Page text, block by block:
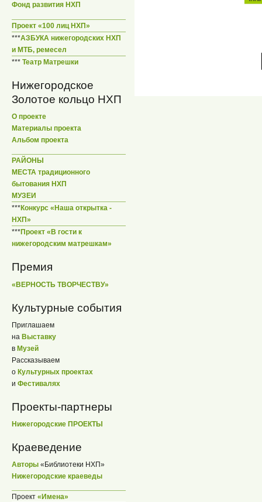
Фонд развития НХП
Проект «100 лиц НХП»
***АЗБУКА нижегородских НХП
и МТБ, ремесел
*** Театр Матрешки
Нижегородское
Золотое кольцо НХП
О проекте
Материалы проекта
Альбом проекта
РАЙОНЫ
МЕСТА традиционного
бытования НХП
МУЗЕИ
***Конкурс «Наша открытка -
НХП»
***Проект «В гости к
нижегородским матрешкам»
Премия
«ВЕРНОСТЬ ТВОРЧЕСТВУ»
Культурные события
Приглашаем
на Выставку
в Музей
Рассказываем
о Культурных проектах
и Фестивалях
Проекты-партнеры
Нижегородские ПРОЕКТЫ
Краеведение
Авторы «Библиотеки НХП»
Нижегородские краеведы
Проект «Имена»